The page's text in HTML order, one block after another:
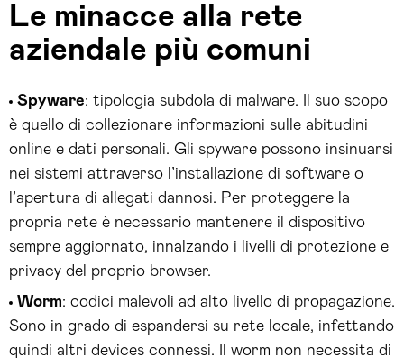
Le minacce alla rete
aziendale più comuni
Spyware: tipologia subdola di malware. Il suo scopo
è quello di collezionare informazioni sulle abitudini
online e dati personali. Gli spyware possono insinuarsi
nei sistemi attraverso l’installazione di software o
l’apertura di allegati dannosi. Per proteggere la
propria rete è necessario mantenere il dispositivo
sempre aggiornato, innalzando i livelli di protezione e
privacy del proprio browser.
Worm: codici malevoli ad alto livello di propagazione.
Sono in grado di espandersi su rete locale, infettando
quindi altri devices connessi. Il worm non necessita di